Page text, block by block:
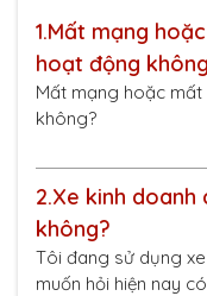
1.Mất mạng
hoạt động
Mất mạng hoặc
không?
2.Xe kinh doanh
không?
Tôi đang sử dụng
muốn hỏi hiện nay